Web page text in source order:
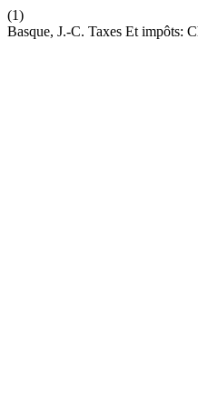
(1)
Basque, J.-C. Taxes Et impôts: